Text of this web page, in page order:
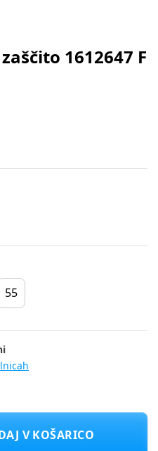
1612647 F
55
F Siva 49
V KOŠARICO